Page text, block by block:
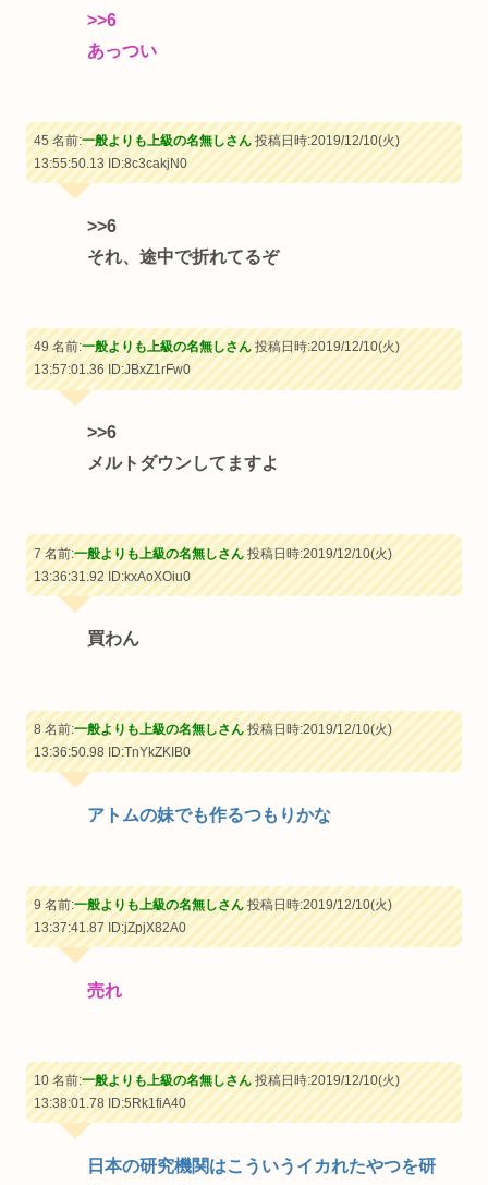
>>6
あっつい
45 名前:一般よりも上級の名無しさん投稿日時:2019/12/10(火)
13:55:50.13ID:8c3cakjN0
>>6
それ、途中で折れてるぞ
49 名前:一般よりも上級の名無しさん投稿日時:2019/12/10(火)
13:57:01.36ID:JBxZ1rFw0
>>6
メルトダウンしてますよ
7 名前:一般よりも上級の名無しさん投稿日時:2019/12/10(火)
13:36:31.92ID:kxAoXOiu0
買わん
8 名前:一般よりも上級の名無しさん投稿日時:2019/12/10(火)
13:36:50.98ID:TnYkZKIB0
アトムの妹でも作るつもりかな
9 名前:一般よりも上級の名無しさん投稿日時:2019/12/10(火)
13:37:41.87ID:jZpjX82A0
売れ
10 名前:一般よりも上級の名無しさん投稿日時:2019/12/10(火)
13:38:01.78ID:5Rk1fiA40
日本の研究機関はこういうイカれたやつを研